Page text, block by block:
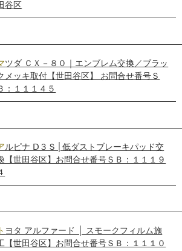
谷区
レム交換／ブラッ
メッキ取付【世田谷区】 お問合せ番号Ｓ
：１１１４５
レーキパッド交
【世田谷区】お問合せ番号ＳＢ：１１１９
トヨタ アルファード │ スモークフィルム施
【世田谷区】お問合せ番号ＳＢ：１１１０